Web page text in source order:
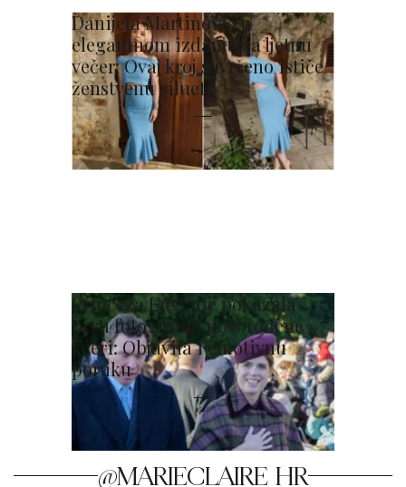
Danijela Martinović u
elegantnom izdanju za ljetnu
večer: Ovaj kroj savršeno ističe
ženstvenu siluetu
Princeza Eugenie pokazala
prvu fotografiju novorođene
kćeri: Objavila i emotivnu
poruku
@MARIECLAIRE_HR